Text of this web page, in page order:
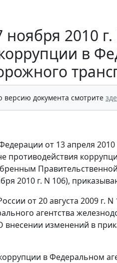
2010
в
версию документа смотрите
от 13 апреля
2010 г. N 106),
от 20 августа 2009 г.
агентства
изменений в
в Федеральном